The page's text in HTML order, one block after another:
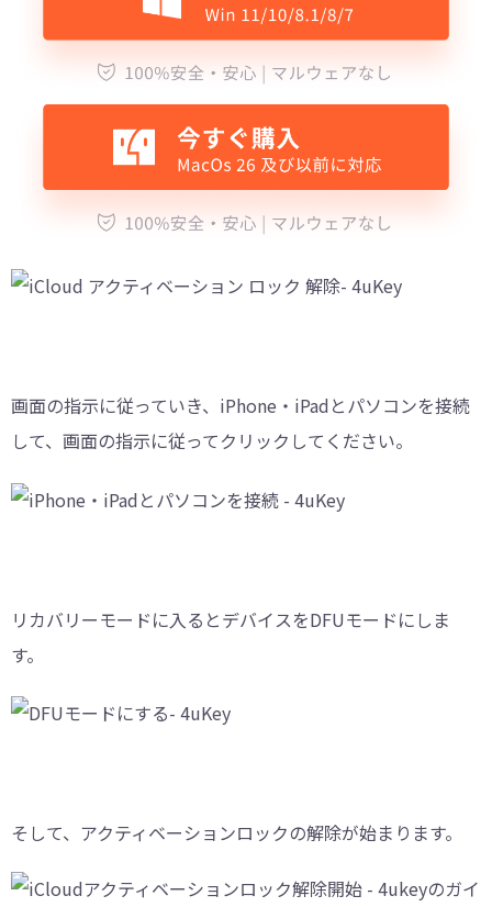
画面の指示に従っていき、iPhone・iPadとパソコンを接続
して、画面の指示に従ってクリックしてください。
リカバリーモードに入るとデバイスをDFUモードにしま
す。
そして、アクティベーションロックの解除が始まります。